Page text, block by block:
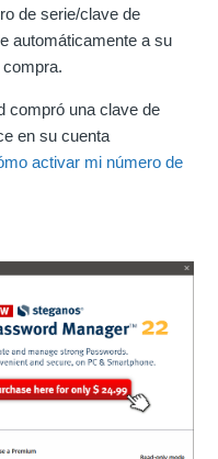
de serie/clave de
automáticamente a su
compró una clave de
en su cuenta
activar mi número de